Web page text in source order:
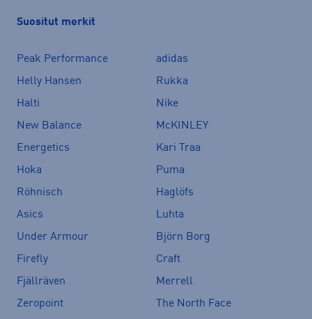
Suositut merkit
Peak Performance
adidas
Helly Hansen
Rukka
Halti
Nike
New Balance
McKINLEY
Energetics
Kari Traa
Hoka
Puma
Röhnisch
Haglöfs
Asics
Luhta
Under Armour
Björn Borg
Firefly
Craft
Fjällräven
Merrell
Zeropoint
The North Face